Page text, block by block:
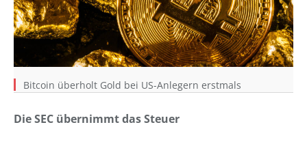
Bitcoin überholt Gold bei US-Anlegern erstmals
Die SEC übernimmt das Steuer